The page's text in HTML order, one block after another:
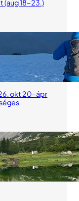
(aug 18-23.)
okt 20-ápr